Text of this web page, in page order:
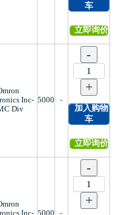
车
立即询价
Inc-
Div
5000 -
-
+
加入购物
车
立即询价
Inc- 5000 -
-
+